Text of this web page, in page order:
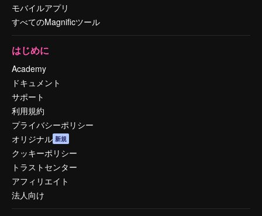
モバイルアプリ
すべてのMagnificツール
はじめに
Academy
ドキュメント
サポート
利用規約
プライバシーポリシー
オリジナル 新規
クッキーポリシー
トラストセンター
アフィリエイト
法人向け